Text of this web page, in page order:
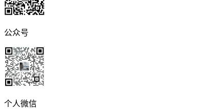
公众号
个人微信